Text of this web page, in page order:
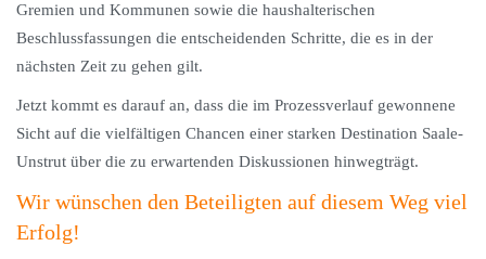
Gremien und Kommunen sowie die haushalterischen
Beschlussfassungen die entscheidenden Schritte, die es in der
nächsten Zeit zu gehen gilt.
Jetzt kommt es darauf an, dass die im Prozessverlauf gewonnene
Sicht auf die vielfältigen Chancen einer starken Destination Saale-
Unstrut über die zu erwartenden Diskussionen hinwegträgt.
Wir wünschen den Beteiligten auf diesem Weg viel
Erfolg!